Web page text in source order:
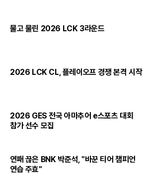
물고 물린 2026 LCK 3라운드
2026 LCK CL, 플레이오프 경쟁 본격 시작
2026 GES 전국 아마추어 e스포츠 대회
참가 선수 모집
연패 끊은 BNK 박준석, "바꾼 티어 챔피언
연습 주효"